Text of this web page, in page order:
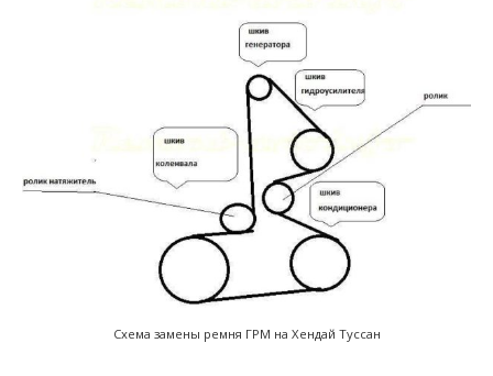
Схема замены ремня ГРМ на Хендай Туссан